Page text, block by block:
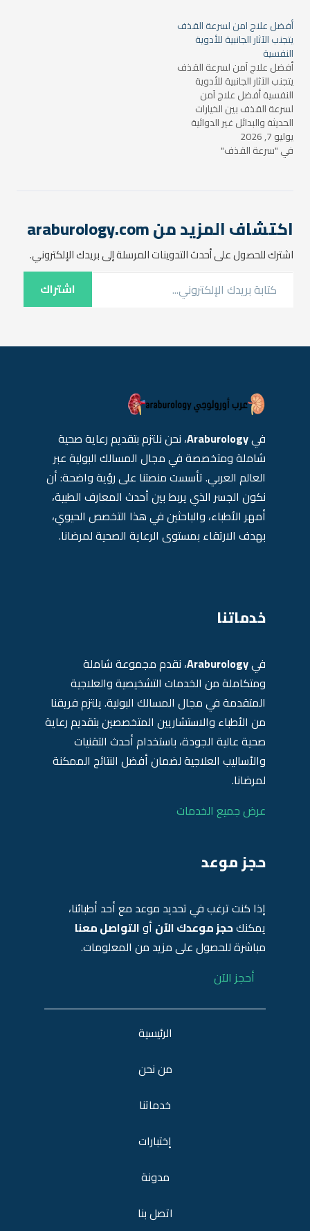
أفضل علاج امن لسرعة القذف
يتجنب الآثار الجانبية للأدوية
النفسية
أفضل علاج آمن لسرعة القذف
يتجنب الآثار الجانبية للأدوية
النفسية أفضل علاج آمن
لسرعة القذف بين الخيارات
الحديثة والبدائل غير الدوائية
يبحث كثير من الرجال عن أفضل
علاج آمن لسرعة القذف يحقق
السريرية، نلاحظ أن…
يوليو 7, 2026
في "سرعة القذف"
اكتشاف المزيد من araburology.com
اشترك للحصول على أحدث التدوينات المرسلة إلى بريدك الإلكتروني.
اشتراك
فيAraburology، نحن نلتزم بتقديم رعاية صحية
شاملة ومتخصصة في مجال المسالك البولية عبر
العالم العربي. تأسست منصتنا على رؤية واضحة: أن
نكون الجسر الذي يربط بين أحدث المعارف الطبية،
أمهر الأطباء، والباحثين في هذا التخصص الحيوي،
بهدف الارتقاء بمستوى الرعاية الصحية لمرضانا.
خدماتنا
فيAraburology، نقدم مجموعة شاملة
ومتكاملة من الخدمات التشخيصية والعلاجية
المتقدمة في مجال المسالك البولية. يلتزم فريقنا
من الأطباء والاستشاريين المتخصصين بتقديم رعاية
صحية عالية الجودة، باستخدام أحدث التقنيات
والأساليب العلاجية لضمان أفضل النتائج الممكنة
لمرضانا.
عرض جميع الخدمات
حجز موعد
إذا كنت ترغب في تحديد موعد مع أحد أطبائنا،
يمكنكحجز موعدك الآن أوالتواصل معنا
مباشرة للحصول على مزيد من المعلومات.
أحجز الآن
الرئيسية
من نحن
خدماتنا
إختبارات
مدونة
اتصل بنا